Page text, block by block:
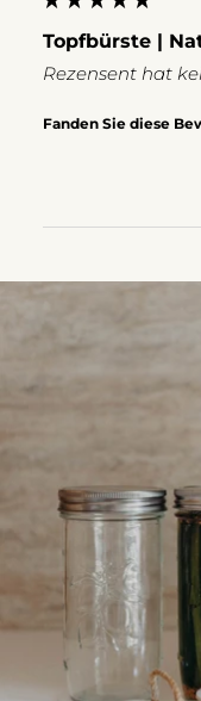
Topfbürste |
Rezensent hat
Fanden Sie diese